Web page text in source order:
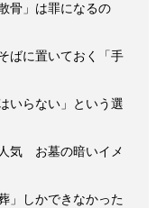
骨」は罪になるの
に置いておく「手
いらない」という選
気 お墓の暗いイメ
」しかできなかった